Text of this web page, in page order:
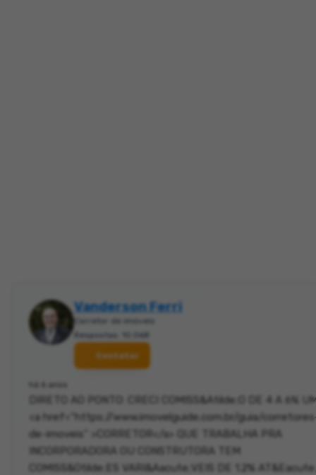
Vanderson Ferri
Corretor de imóveis
Respostas: 10.068
Contatar
há 6 anos
DIRETO AO PONTO: CRECI COMISS&Atilde;O DE 4 A 6%
<a href="https://www.imovelguide.com.br/guia/
de-imoveis" >CORRETOR</a> QUE TRABALHA PRA
INCORPORADORA OU CONSTRUTORA TEM
COMISS&Otilde;ES VARI&Aacute;VEIS DE 1.2%